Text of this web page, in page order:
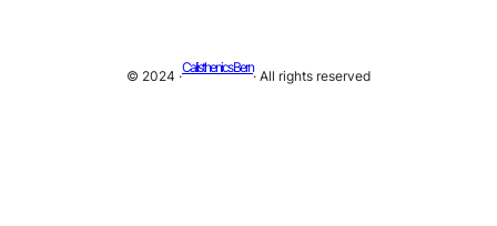
© 2024 ·
Calisthenics Bern
· All rights reserved